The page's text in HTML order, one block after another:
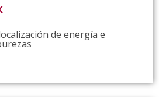
de energía e